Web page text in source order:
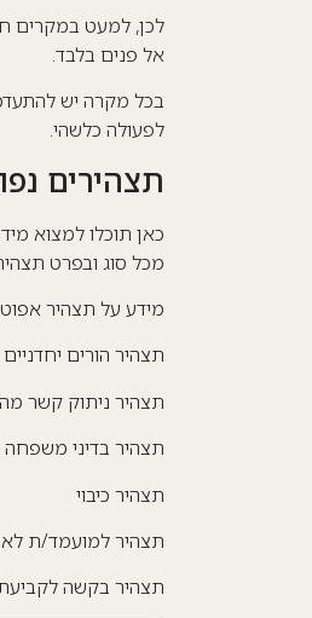
לכן, למעט במקרים
אל פנים בלבד.
בכל מקרה יש
לפעולה כלשהי.
תצהירים
כאן תוכלו למצוא
מכל סוג ובפרט
מידע על תצהיר
תצהיר הורים יחדניים
תצהיר ניתוק קשר
תצהיר בדיני משפחה
תצהיר כיבוי
תצהיר למועמד/ת
תצהיר בקשה לקביעת